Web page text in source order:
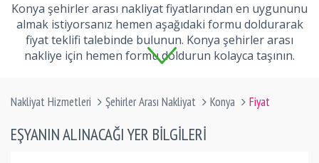
Konya şehirler arası nakliyat fiyatlarından en uygununu
almak istiyorsanız hemen aşağıdaki formu doldurarak
fiyat teklifi talebinde bulunun. Konya şehirler arası
nakliye için hemen formu doldurun kolayca taşının.
Nakliyat Hizmetleri Şehirler Arası Nakliyat Konya Fiyat
EŞYANIN ALINACAĞI YER BILGILERI